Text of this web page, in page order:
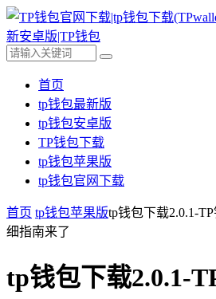
首页
tp钱包最新版
tp钱包安卓版
TP钱包下载
tp钱包苹果版
tp钱包官网下载
首页 tp钱包苹果版tp钱包下载2.0.1-
细指南来了
tp钱包下载2.0.1-